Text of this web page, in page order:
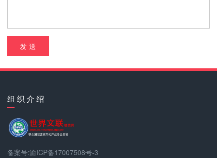
发 送
组 织 介 绍
备案号:渝ICP备17007508号-3